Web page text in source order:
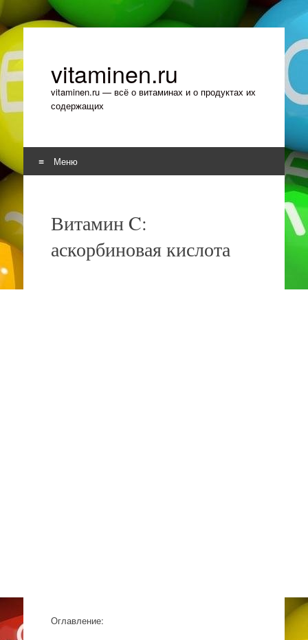
vitaminen.ru
vitaminen.ru — всё о витаминах и о продуктах их
содержащих
Меню
Витамин C:
аскорбиновая кислота
Оглавление: